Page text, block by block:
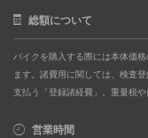
総額について
バイクを購入する際には本体価
ます。諸費用に関しては、検査
支払う「登録諸経費」。重量税
営業時間